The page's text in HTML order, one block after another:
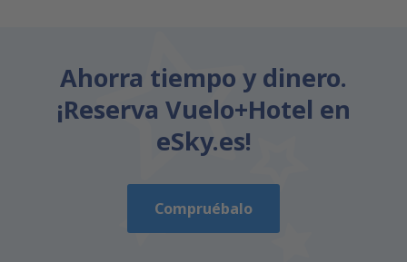
Ahorra tiempo y dinero.
¡Reserva Vuelo+Hotel en
eSky.es!
Compruébalo